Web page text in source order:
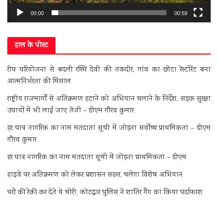
00:00 00:59
हाल के पोस्ट
रीप परियोजना से बदली रश्मि देवी की तकदीर, गांव का छोटा रेस्टोरेंट बना
आत्मनिर्भरता की मिसाल
राष्ट्रीय राजमार्गों से अतिक्रमण हटाने को अभियान चलाने के निर्देश, सड़क सुरक्षा
उपायों में भी लाई जाए तेजी – डीएम गौरव कुमार
हर पात्र नागरिक का नाम मतदाता सूची में जोड़ना सर्वोच्च प्राथमिकता – डीएम
गौरव कुमार
हर पात्र नागरिक का नाम मतदाता सूची में जोड़ना प्राथमिकता – डीएम
हाइवे पर अतिक्रमण को लेकर प्रशासन सख्त, चलेगा विशेष अभियान
घरों की रेकी कर देते थे चोरी, कोटद्वार पुलिस ने शातिर गैंग का किया पर्दाफाश